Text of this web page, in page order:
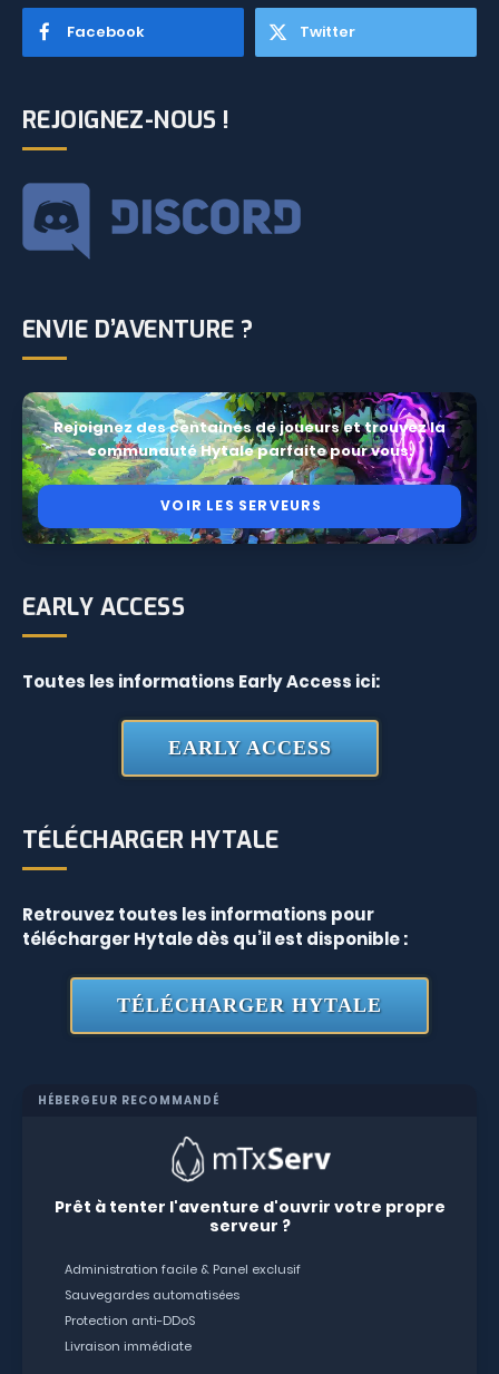
Facebook Twitter
REJOIGNEZ-NOUS !
ENVIE D’AVENTURE ?
Rejoignez des centaines de joueurs et trouvez la
communauté Hytale parfaite pour vous.
VOIR LES SERVEURS
EARLY ACCESS
Toutes les informations Early Access ici:
EARLY ACCESS
TÉLÉCHARGER HYTALE
Retrouvez toutes les informations pour
télécharger Hytale dès qu’il est disponible :
TÉLÉCHARGER HYTALE
HÉBERGEUR RECOMMANDÉ
Prêt à tenter l'aventure d'ouvrir votre propre
serveur ?
Administration facile & Panel exclusif
Sauvegardes automatisées
Protection anti-DDoS
Livraison immédiate